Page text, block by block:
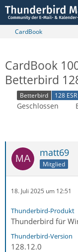
CardBook
CardBook
Betterbird
Betterbird 128 ESR
Geschlossen
matt69
Mitglied
18. Juli 2025 um 12:51
Thunderbird-Produkt
Thunderbird für
Thunderbird-Version
128.12.0